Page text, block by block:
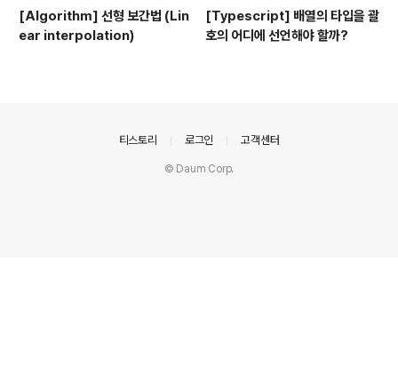
[Algorithm] 선형 보간법 (Lin
ear interpolation)
[Typescript] 배열의 타입을 괄
호의 어디에 선언해야 할까?
티스토리 로그인 고객센터
© Daum Corp.